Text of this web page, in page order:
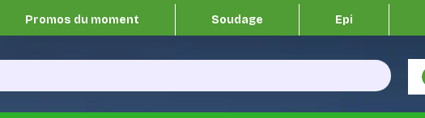
Promos du moment Soudage Epi